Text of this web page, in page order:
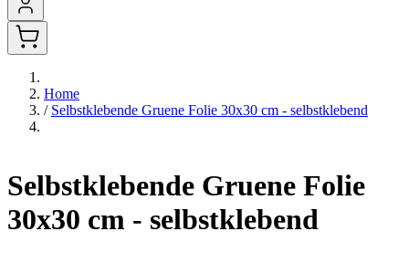
Home
/ Selbstklebende Gruene Folie 30x30 cm - selbstklebend
Selbstklebende Gruene Folie
30x30 cm - selbstklebend